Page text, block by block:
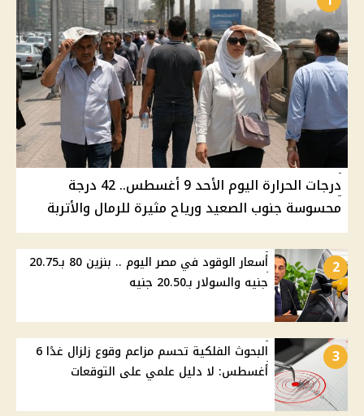
درجات الحرارة اليوم الأحد 9 أغسطس.. 42 درجة
محسوسة جنوب الصعيد ورياح مثيرة للرمال والأتربة
2
أسعار الوقود في مصر اليوم .. بنزين 80 بـ20.75
جنيه والسولار بـ20.50 جنيه
3
البحوث الفلكية تحسم مزاعم وقوع زلزال غدًا 6
أغسطس: لا دليل علمي على التوقعات